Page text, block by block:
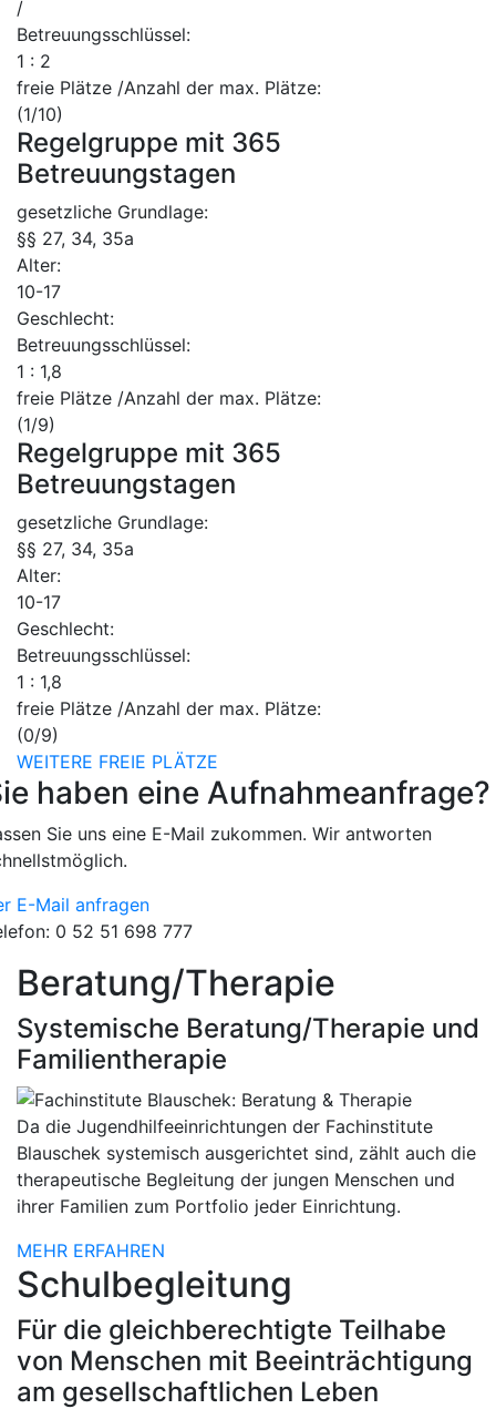
/
Betreuungsschlüssel:
1 : 2
freie Plätze /Anzahl der max. Plätze:
(1/10)
Regelgruppe mit 365
Betreuungstagen
gesetzliche Grundlage:
§§ 27, 34, 35a
Alter:
10-17
Geschlecht:
Betreuungsschlüssel:
1 : 1,8
freie Plätze /Anzahl der max. Plätze:
(1/9)
Regelgruppe mit 365
Betreuungstagen
gesetzliche Grundlage:
§§ 27, 34, 35a
Alter:
10-17
Geschlecht:
Betreuungsschlüssel:
1 : 1,8
freie Plätze /Anzahl der max. Plätze:
(0/9)
WEITERE FREIE PLÄTZE
haben eine Aufnahmeanfrage?
Sie uns eine E-Mail zukommen. Wir antworten
E-Mail anfragen
0 52 51 698 777
Beratung/Therapie
Systemische Beratung/Therapie und
Familientherapie
Da die Jugendhilfeeinrichtungen der Fachinstitute
Blauschek systemisch ausgerichtet sind, zählt auch die
therapeutische Begleitung der jungen Menschen und
ihrer Familien zum Portfolio jeder Einrichtung.
MEHR ERFAHREN
Schulbegleitung
Für die gleichberechtigte Teilhabe
von Menschen mit Beeinträchtigung
am gesellschaftlichen Leben